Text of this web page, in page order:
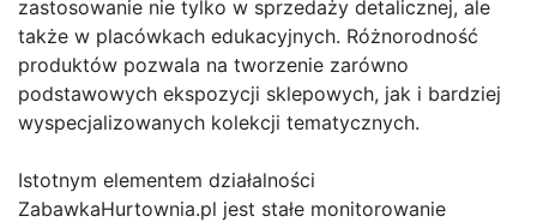
zastosowanie nie tylko w sprzedaży detalicznej, ale
także w placówkach edukacyjnych. Różnorodność
produktów pozwala na tworzenie zarówno
podstawowych ekspozycji sklepowych, jak i bardziej
wyspecjalizowanych kolekcji tematycznych.
Istotnym elementem działalności
ZabawkaHurtownia.pl jest stałe monitorowanie